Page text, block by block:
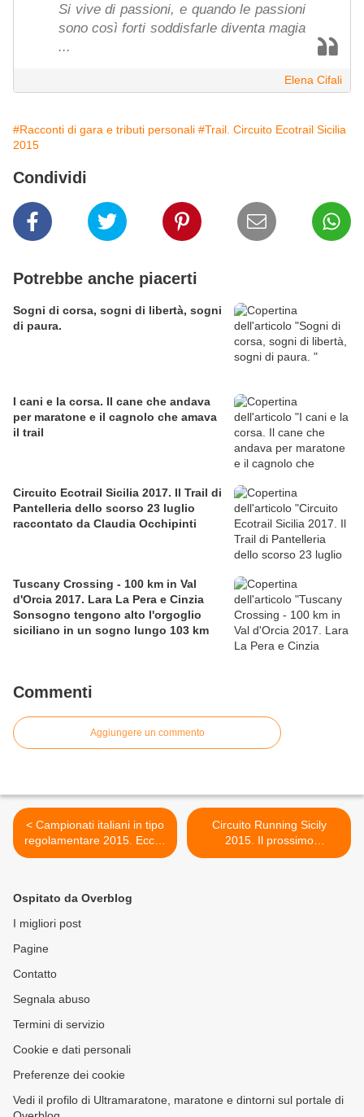
Si vive di passioni, e quando le passioni
sono così forti soddisfarle diventa magia
...
Elena Cifali
#Racconti di gara e tributi personali #Trail. Circuito Ecotrail Sicilia
2015
Condividi
Potrebbe anche piacerti
Sogni di corsa, sogni di libertà, sogni
di paura.
I cani e la corsa. Il cane che andava
per maratone e il cagnolo che amava
il trail
Circuito Ecotrail Sicilia 2017. Il Trail di
Pantelleria dello scorso 23 luglio
raccontato da Claudia Occhipinti
Tuscany Crossing - 100 km in Val
d'Orcia 2017. Lara La Pera e Cinzia
Sonsogno tengono alto l'orgoglio
siciliano in un sogno lungo 103 km
Commenti
Aggiungere un commento
< Campionati italiani in tipo
regolamentare 2015. Ecco i
risultati finali
Circuito Running Sicily
2015. Il prossimo
appuntamento con la
Ospitato da Overblog
I migliori post
Pagine
Contatto
Segnala abuso
Termini di servizio
Cookie e dati personali
Preferenze dei cookie
Vedi il profilo di Ultramaratone, maratone e dintorni sul portale di